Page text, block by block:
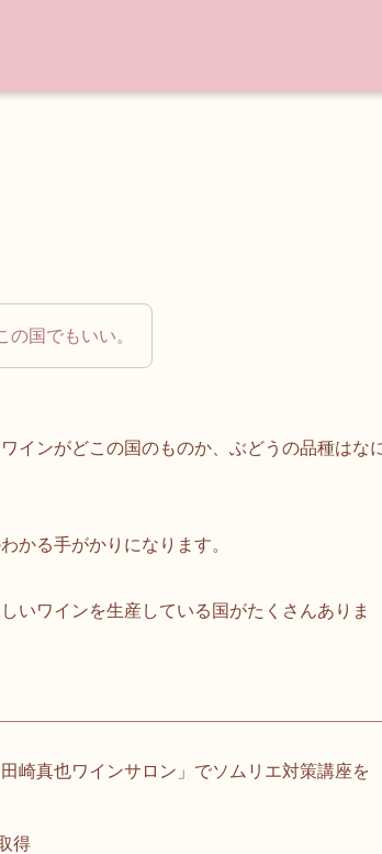
国でもいい。
インがどこの国のものか、ぶどうの品種はな
かる手がかりになります。
いワインを生産している国がたくさんありま
崎真也ワインサロン」でソムリエ対策講座を
得